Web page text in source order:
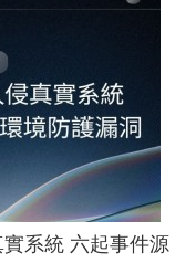
系統 六起事件源